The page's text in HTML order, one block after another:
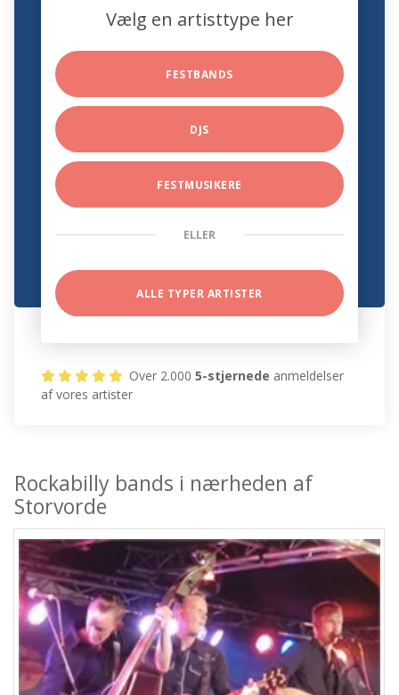
Vælg en artisttype her
FESTBANDS
DJS
FESTMUSIKERE
ELLER
ALLE TYPER ARTISTER
Over 2.0005-stjernede anmeldelser
af vores artister
Rockabilly bands i nærheden af
Storvorde